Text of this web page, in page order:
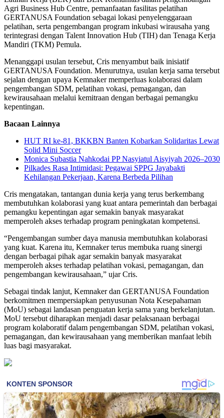
Agri Business Hub Centre, pemanfaatan fasilitas pelatihan
GERTANUSA Foundation sebagai lokasi penyelenggaraan
pelatihan, serta pengembangan program inkubasi wirausaha yang
terintegrasi dengan Talent Innovation Hub (TIH) dan Tenaga Kerja
Mandiri (TKM) Pemula.
Menanggapi usulan tersebut, Cris menyambut baik inisiatif
GERTANUSA Foundation. Menurutnya, usulan kerja sama tersebut
sejalan dengan upaya Kemnaker memperluas kolaborasi dalam
pengembangan SDM, pelatihan vokasi, pemagangan, dan
kewirausahaan melalui kemitraan dengan berbagai pemangku
kepentingan.
Bacaan Lainnya
HUT RI ke-81, BKKBN Banten Kobarkan Solidaritas Lewat
Solid Mini Soccer
Monica Subastia Nahkodai PP Nasyiatul Aisyiyah 2026–2030
Pilkades Rasa Intimidasi: Pegawai SPPG Jayabakti
Kehilangan Pekerjaan, Karena Berbeda Pilihan
Cris mengatakan, tantangan dunia kerja yang terus berkembang
membutuhkan kolaborasi yang kuat antara pemerintah dan berbagai
pemangku kepentingan agar semakin banyak masyarakat
memperoleh akses terhadap program peningkatan kompetensi.
“Pengembangan sumber daya manusia membutuhkan kolaborasi
yang kuat. Karena itu, Kemnaker terus membuka ruang sinergi
dengan berbagai pihak agar semakin banyak masyarakat
memperoleh akses terhadap pelatihan vokasi, pemagangan, dan
pengembangan kewirausahaan,” ujar Cris.
Sebagai tindak lanjut, Kemnaker dan GERTANUSA Foundation
berkomitmen mempersiapkan penyusunan Nota Kesepahaman
(MoU) sebagai landasan penguatan kerja sama yang berkelanjutan.
MoU tersebut diharapkan menjadi dasar pelaksanaan berbagai
program kolaboratif dalam pengembangan SDM, pelatihan vokasi,
pemagangan, dan kewirausahaan yang memberikan manfaat lebih
luas bagi masyarakat.